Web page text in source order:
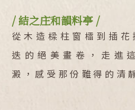
/ 結之庄和韻料亭 /
從木造樑柱窗櫺到插
迭的絕美畫卷，走進
澱，感受那份難得的清
出發區間
至